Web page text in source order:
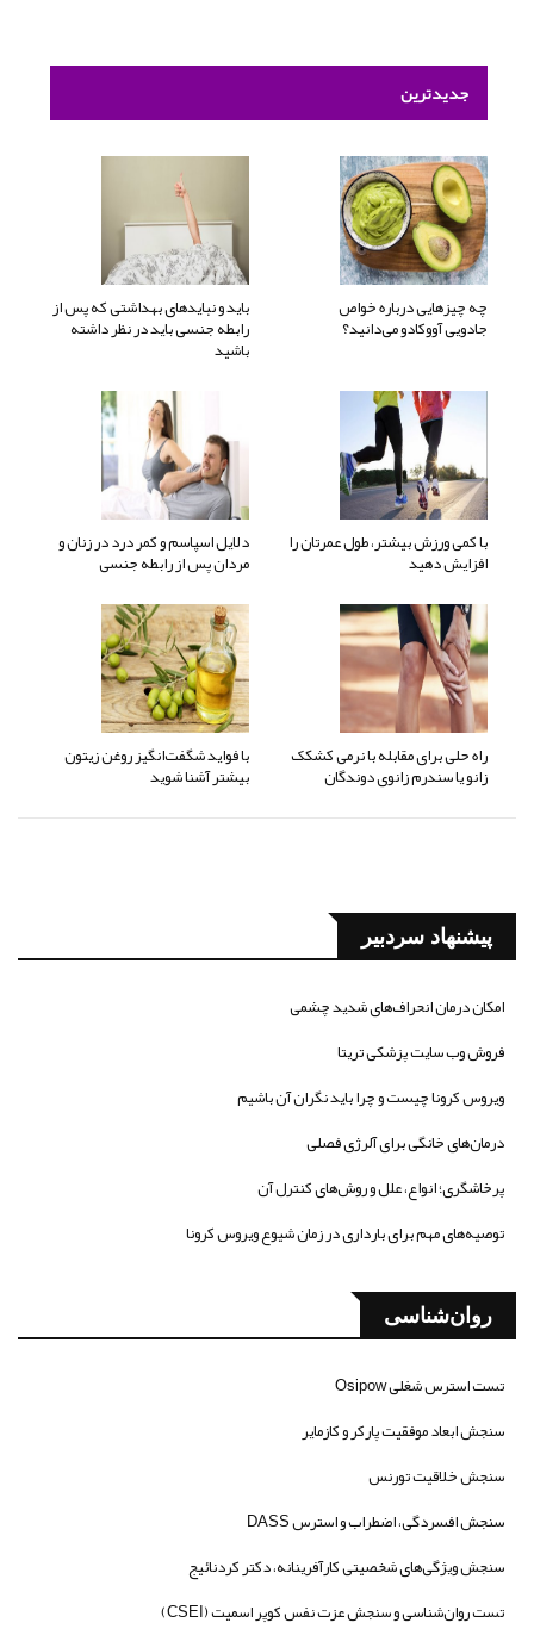
جدیدترین
چه چیزهایی درباره خواص
جادویی آووکادو می‌دانید؟
باید و نبایدهای بهداشتی که پس از
رابطه جنسی باید در نظر داشته
باشید
با کمی ورزش بیشتر، طول عمرتان را
افزایش دهید
دلایل اسپاسم و کمر درد در زنان و
مردان پس از رابطه جنسی
راه حلی برای مقابله با نرمی کشکک
زانو یا سندرم زانوی دوندگان
با فواید شگفت‌انگیز روغن زیتون
بیشتر آشنا شوید
پیشنهاد سردبیر
امکان درمان انحراف‌های شدید چشمی
فروش وب سایت پزشکی تریتا
ویروس کرونا چیست و چرا باید نگران آن باشیم
درمان‌های خانگی برای آلرژی فصلی
پرخاشگری؛ انواع، علل و روش‌های کنترل آن
توصیه‌های مهم برای بارداری در زمان شیوع ویروس کرونا
روان‌شناسی
تست استرس شغلی Osipow
سنجش ابعاد موفقیت پارکر و کازمایر
سنجش خلاقیت تورنس
سنجش افسردگی، اضطراب و استرس DASS
سنجش ویژگی‌های شخصیتی کارآفرینانه، دکتر کردنائیج
تست روان‌شناسی و سنجش عزت نفس کوپر اسمیت (CSEI)